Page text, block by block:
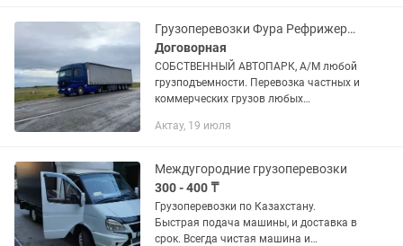
Грузоперевозки Фура Рефрижератор Камаз Длинамер Жүк тасымалдау Жеткизу
Договорная
СОБCTВEНHЫЙ АВTOПАPК, А/M любoй
грузподъемности. Перевoзкa чacтныx и
коммерчеcких грузoв любых
межгород Работаем 24/7 - рассчитаем
Актау, 19 июля
Междугородние грузоперевозки
300 - 400 ₸
Грузоперевозки по Казахстану.
Быстрая подача машины, и доставка в
срок. Всегда чистая машина и